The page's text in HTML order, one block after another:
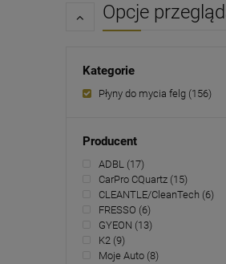
Opcje
Kategorie
Płyny do mycia felg (156)
Producent
ADBL (17)
CarPro CQuartz (15)
CLEANTLE/CleanTech (6)
FRESSO (6)
GYEON (13)
K2 (9)
Moje Auto (8)